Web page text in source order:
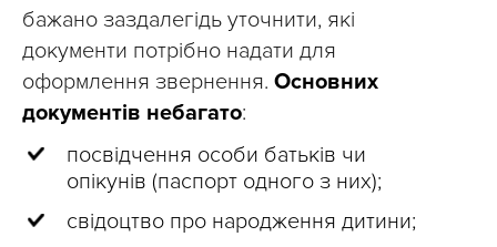
бажано заздалегідь уточнити, які
документи потрібно надати для
оформлення звернення. Основних
документів небагато:
посвідчення особи батьків чи
опікунів (паспорт одного з них);
свідоцтво про народження дитини;